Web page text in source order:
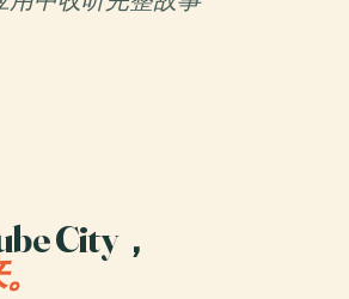
City，